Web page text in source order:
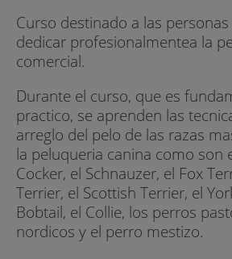
Curso destinado a las
dedicar profesio­nalmentea la
comercial.
Durante el curso, que es
practico, se aprenden las
arreglo del pelo de las razas
la peluqueria canina como son
Cocker, el Schnauzer, el Fox
Terrier, el Scottish Terrier, el
Bobtail, el Collie, los perros
nordicos y el perro mestizo.